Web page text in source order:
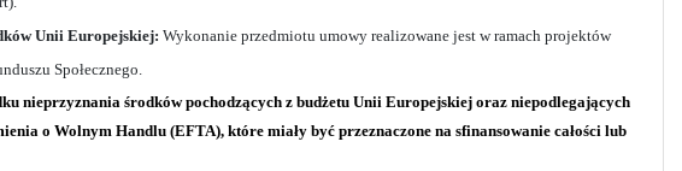
Unii Europejskiej: Wykonanie przedmiotu umowy realizowane jest w ramach projektów
Społecznego.
nieprzyznania środków pochodzących z budżetu Unii Europejskiej oraz niepodlegających
o Wolnym Handlu (EFTA), które miały być przeznaczone na sfinansowanie całości lub